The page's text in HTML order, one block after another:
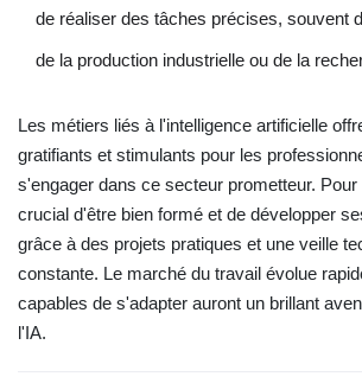
de réaliser des tâches précises, souvent
de la production industrielle ou de la
Les métiers liés à l'intelligence artificielle
gratifiants et stimulants pour les
s'engager dans ce secteur prometteur.
crucial d'être bien formé et de développer
grâce à des projets pratiques et une veille
constante. Le marché du travail évolue
capables de s'adapter auront un brillant
l'IA.